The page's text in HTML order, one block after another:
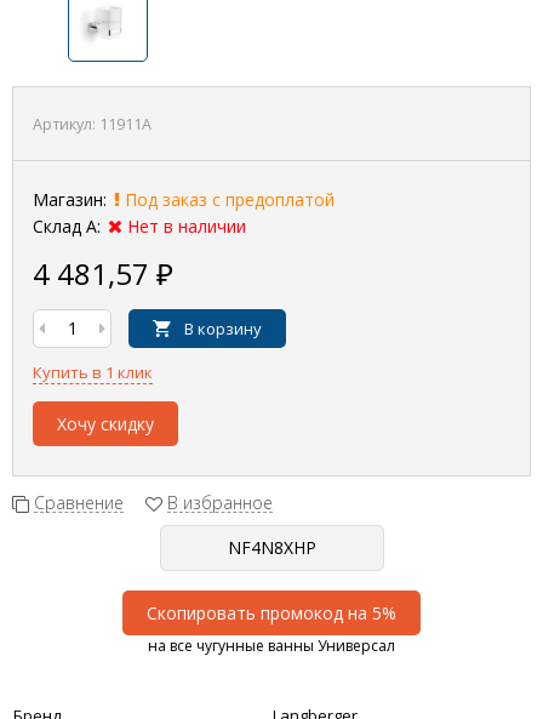
Артикул: 11911A
Магазин:
Под заказ с предоплатой
Склад А:
Нет в наличии
4 481,57 ₽
В корзину
Купить в 1 клик
Хочу скидку
Сравнение В избранное
Скопировать промокод на 5%
на все чугунные ванны Универсал